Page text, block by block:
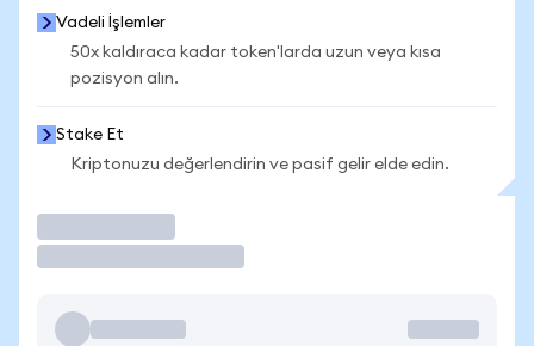
Vadeli İşlemler
50x kaldıraca kadar token'larda uzun veya kısa
pozisyon alın.
Stake Et
Kriptonuzu değerlendirin ve pasif gelir elde edin.